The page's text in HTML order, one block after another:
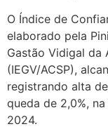
O Índice de
elaborado pela
Gastão Vidigal da
(IEGV/ACSP),
registrando alta
queda de 2,0%,
2024.